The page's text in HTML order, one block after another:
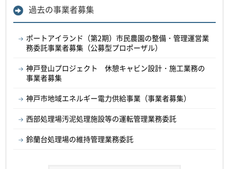
過去の事業者募集
ポートアイランド（第2期）市民農園の整備・管理運営業
務委託事業者募集（公募型プロポーザル）
神戸登山プロジェクト 休憩キャビン設計・施工業務の
事業者募集
神戸市地域エネルギー電力供給事業（事業者募集）
西部処理場汚泥処理施設等の運転管理業務委託
鈴蘭台処理場の維持管理業務委託